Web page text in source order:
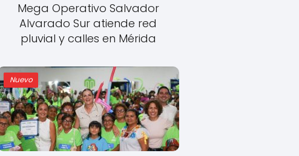
Mega Operativo Salvador
Alvarado Sur atiende red
pluvial y calles en Mérida
Nuevo